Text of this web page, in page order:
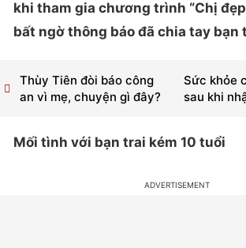
khi tham gia chương trình “Chị đẹp
bất ngờ thông báo đã chia tay bạn
Sức khỏe
sau khi
Thùy Tiên đòi báo công
an vì mẹ, chuyện gì đây?
Mối tình với bạn trai kém 10 tuổi